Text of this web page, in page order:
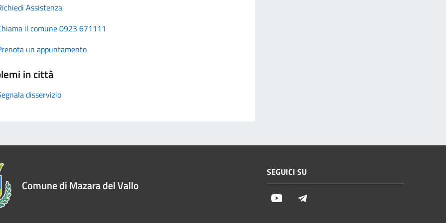
Assistenza
il comune 0923 671111
un appuntamento
in città
disservizio
Comune di Mazara del Vallo
SEGUICI SU
Youtube